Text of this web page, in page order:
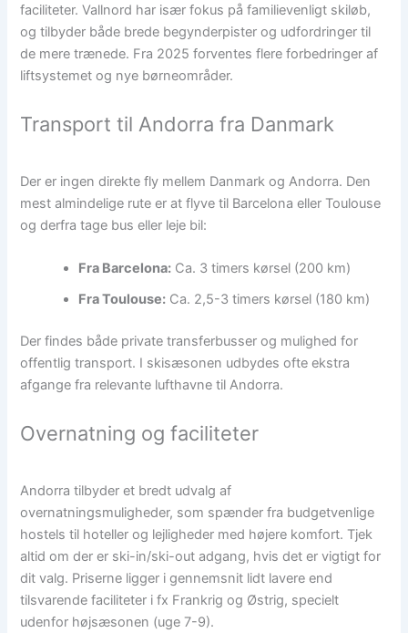
faciliteter. Vallnord har især fokus på familievenligt skiløb,
og tilbyder både brede begynderpister og udfordringer til
de mere trænede. Fra 2025 forventes flere forbedringer af
liftsystemet og nye børneområder.
Transport til Andorra fra Danmark
Der er ingen direkte fly mellem Danmark og Andorra. Den
mest almindelige rute er at flyve til Barcelona eller Toulouse
og derfra tage bus eller leje bil:
Fra Barcelona: Ca. 3 timers kørsel (200 km)
Fra Toulouse: Ca. 2,5-3 timers kørsel (180 km)
Der findes både private transferbusser og mulighed for
offentlig transport. I skisæsonen udbydes ofte ekstra
afgange fra relevante lufthavne til Andorra.
Overnatning og faciliteter
Andorra tilbyder et bredt udvalg af
overnatningsmuligheder, som spænder fra budgetvenlige
hostels til hoteller og lejligheder med højere komfort. Tjek
altid om der er ski-in/ski-out adgang, hvis det er vigtigt for
dit valg. Priserne ligger i gennemsnit lidt lavere end
tilsvarende faciliteter i fx Frankrig og Østrig, specielt
udenfor højsæsonen (uge 7-9).